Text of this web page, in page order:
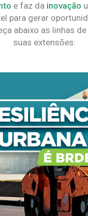
e faz da inovação
para gerar
abaixo as linhas
suas extensões: